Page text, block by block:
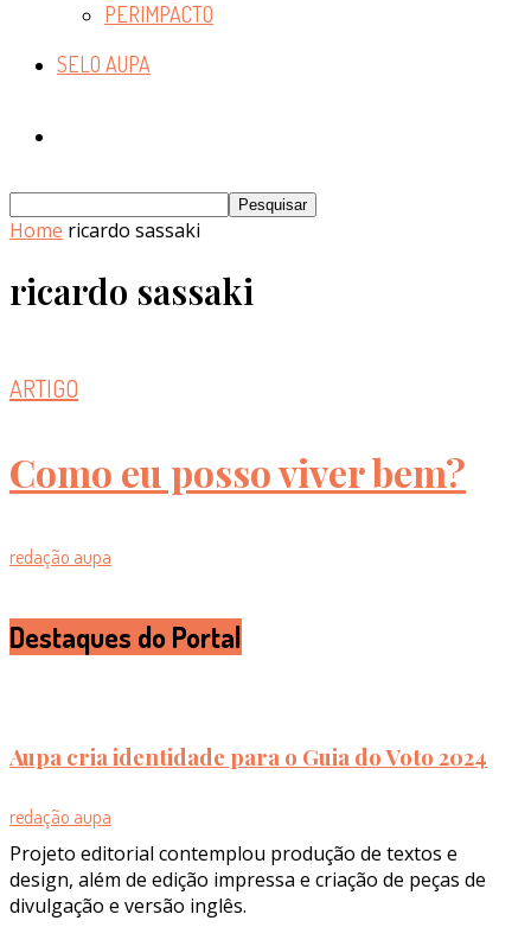
PERIMPACTO
SELO AUPA
Home ricardo sassaki
ricardo sassaki
ARTIGO
Como eu posso viver bem?
redação aupa
Destaques do Portal
Aupa cria identidade para o Guia do Voto 2024
redação aupa
Projeto editorial contemplou produção de textos e
design, além de edição impressa e criação de peças de
divulgação e versão inglês.